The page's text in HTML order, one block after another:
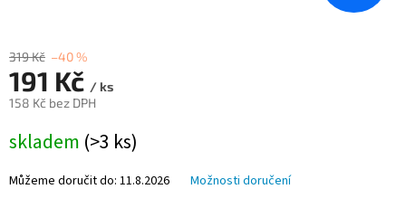
319 Kč –40 %
191 Kč / ks
158 Kč bez DPH
cena:
skladem (>3 ks)
Můžeme doručit do: 11.8.2026 Možnosti doručení